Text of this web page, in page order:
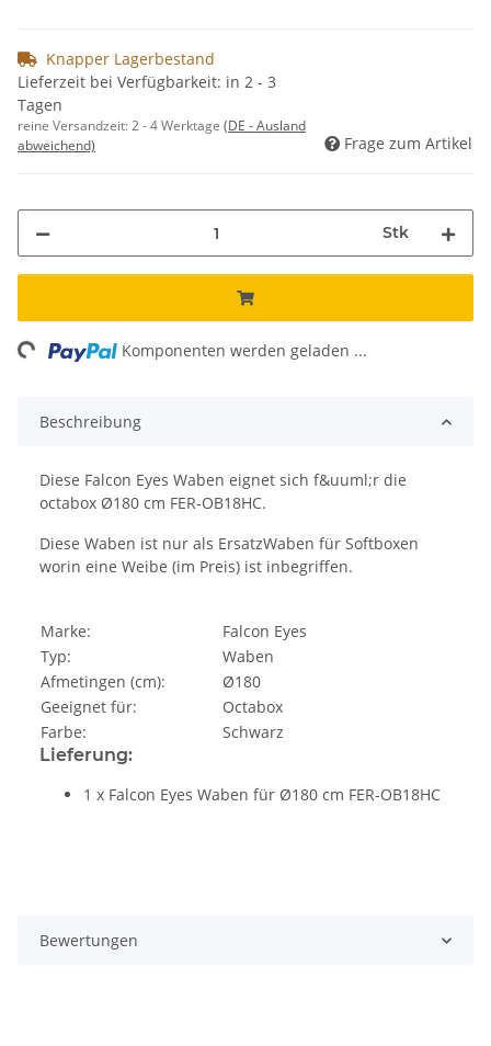
Knapper Lagerbestand
Lieferzeit bei Verfügbarkeit: in 2 - 3
Tagen
reine Versandzeit:2 - 4 Werktage (DE - Ausland
abweichend)
Frage zum Artikel
Stk
Komponenten werden geladen ...
Beschreibung
Diese Falcon Eyes Waben eignet sich f&uuml;r die
octabox Ø180 cm FER-OB18HC.
Diese Waben ist nur als ErsatzWaben für Softboxen
worin eine Weibe (im Preis) ist inbegriffen.
Marke:
Falcon Eyes
Typ:
Waben
Afmetingen (cm):
Ø180
Geeignet für:
Octabox
Farbe:
Schwarz
Lieferung:
1 x Falcon Eyes Waben für Ø180 cm FER-OB18HC
Bewertungen